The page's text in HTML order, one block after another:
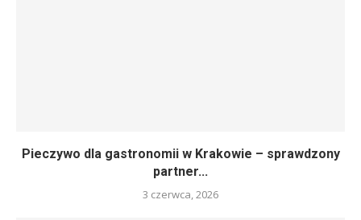
Pieczywo dla gastronomii w Krakowie – sprawdzony
partner...
3 czerwca, 2026